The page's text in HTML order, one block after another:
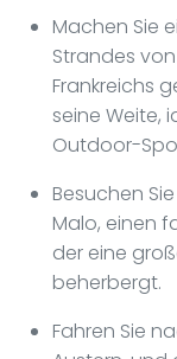
Machen Sie
Strandes
Frankreichs
seine Weite,
Outdoor-
Besuchen
Malo, einen
der eine
beherbergt.
Fahren Sie